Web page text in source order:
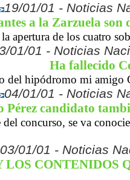
19/01/01 - Noticias
a la Zarzuela
apertura de los cuatro
01/01 - Noticias
Ha fallecido
del hipódromo mi amigo
04/01/01 - Noticias
Pérez candidato
concurso, se va
03/01/01 - Noticias
LOS CONTENIDOS